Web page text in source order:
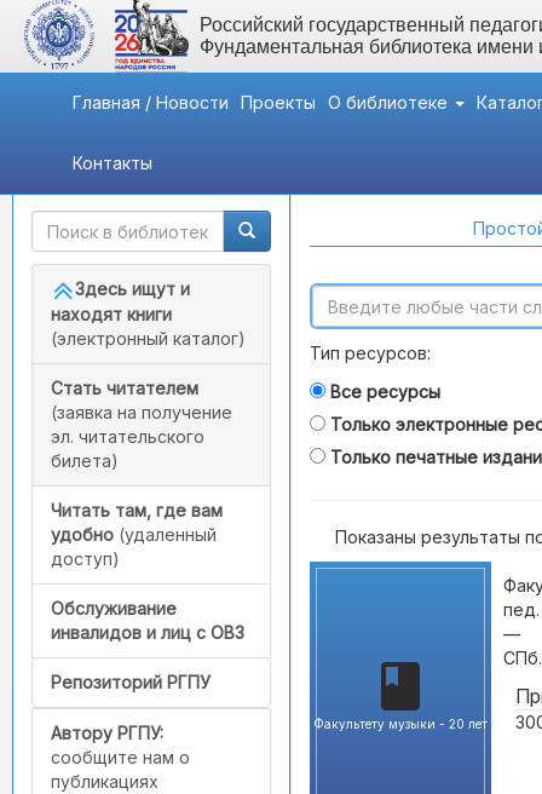
Российский государственный
Фундаментальная библиотека
Главная / Новости Проекты О библиотеке
Контакты
Быстрый доступ
Здесь ищут и
находят книги
(электронный каталог)
Стать читателем
(заявка на получение
эл. читательского
билета)
Читать там, где вам
удобно (удаленный
доступ)
Обслуживание
инвалидов и лиц с ОВЗ
Репозиторий РГПУ
Автору РГПУ:
сообщите нам о
публикациях
Тип ресурсов:
Все ресурсы
Только электронные
Только печатные
Показаны результаты
Факультету музыки - 20 лет
—